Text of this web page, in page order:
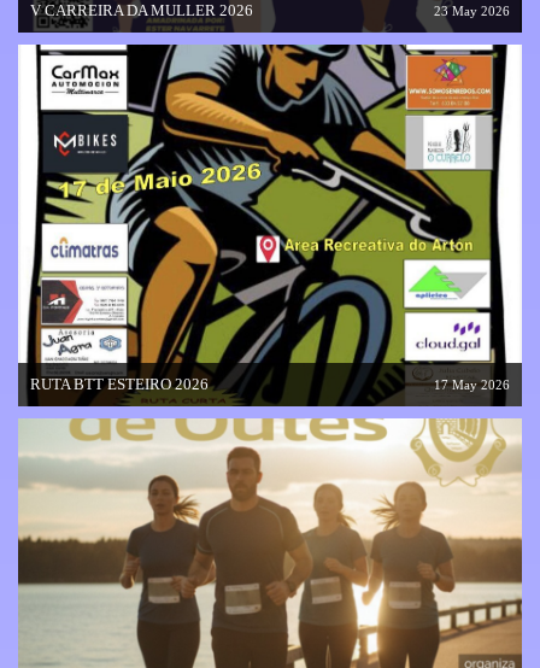
V CARREIRA DA MULLER 2026 23 May 2026
RUTA BTT ESTEIRO 2026 17 May 2026